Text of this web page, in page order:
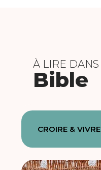
À LIRE DANS
Bible
CROIRE & VIVRE